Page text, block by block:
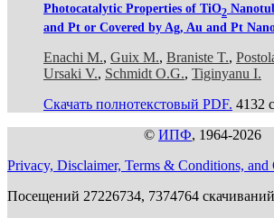
Photocatalytic Properties of TiO2
and Pt or Covered by Ag, Au and Pt
Enachi M., Guix M., Braniste T.,
Ursaki V., Schmidt O.G., Tiginyanu I.
Скачать полнотекстовый PDF. 4132
© ИПФ, 1964-2026
Privacy, Disclaimer, Terms & Conditions,
Посещений 27226734, 7374764 скачиваний